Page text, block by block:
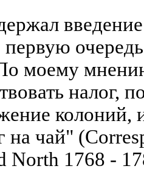
введение
первую
моему
налог,
колоний,
на чай"
1768 -